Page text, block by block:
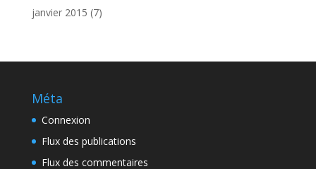
janvier 2015 (7)
Méta
Connexion
Flux des publications
Flux des commentaires